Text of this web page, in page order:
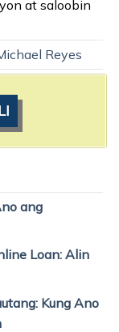
at saloobin
Reyes
ang
Loan: Alin
Kung Ano